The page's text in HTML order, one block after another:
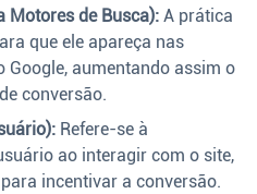
Motores de Busca): A prática
que ele apareça nas
Google, aumentando assim o
conversão.
Refere-se à
ao interagir com o site,
incentivar a conversão.